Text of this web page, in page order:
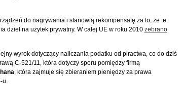
do nagrywania i stanowią rekompensatę za to, że te
na użytek prywatny. W całej UE w roku 2010 zebrano
wyrok dotyczący naliczania podatku od piractwa, co do dziś
C-521/11, która dotyczy sporu pomiędzy firmą
, która zajmuje się zbieraniem pieniędzy za prawa
u.